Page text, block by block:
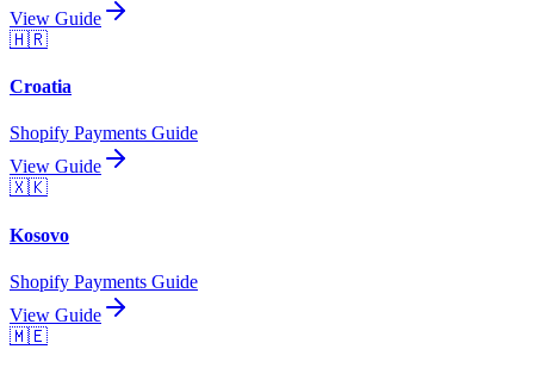
View Guide
🇭🇷
Croatia
Shopify Payments Guide
View Guide
🇽🇰
Kosovo
Shopify Payments Guide
View Guide
🇲🇪